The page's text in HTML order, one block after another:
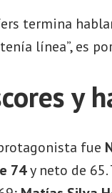
termina
línea”, es
y
fue
74y neto de 65.